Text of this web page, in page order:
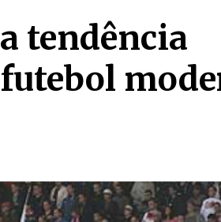
tendência